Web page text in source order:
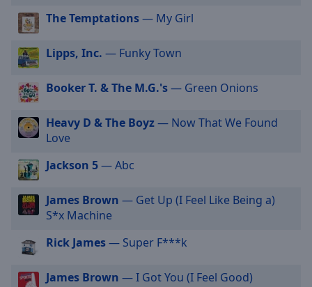
modal
window.
Beginning
dialog
window.
Escape
and
close
window.
Text
Color
The Temptations— My Girl
Lipps, Inc. — Funky Town
Booker T. & The M.G.'s— Green Onions
Heavy D & The Boyz— Now That We Found
Love
Jackson 5— Abc
James Brown — Get Up (I Feel Like Being a)
S*x Machine
Rick James— Super F***k
James Brown — I Got You (I Feel Good)